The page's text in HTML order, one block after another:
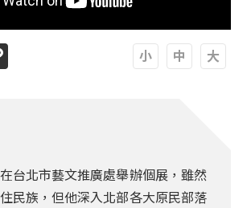
台北市藝文推廣處舉辦個展，雖然
民族，但他深入北部各大原民部落